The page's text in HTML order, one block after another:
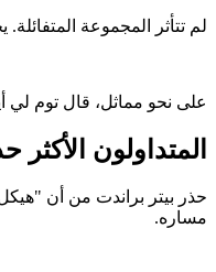
لم تتأثر المجموعة
على نحو مماثل، قال توم لي
المتداولون الأكثر
حذر بيتر براندت من أن
مساره.